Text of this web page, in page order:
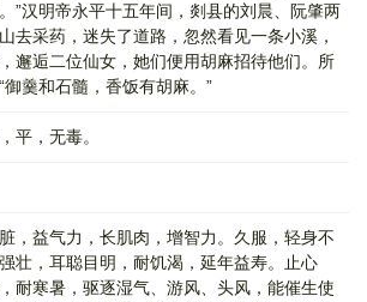
”汉明帝永平十五年间，剡县的刘晨、阮肇两
去采药，迷失了道路，忽然看见一条小溪，
邂逅二位仙女，她们便用胡麻招待他们。所
御羹和石髓，香饭有胡麻。”
，无毒。
益气力，长肌肉，增智力。久服，轻身不
壮，耳聪目明，耐饥渴，延年益寿。止心
耐寒暑，驱逐湿气、游风、头风，能催生使